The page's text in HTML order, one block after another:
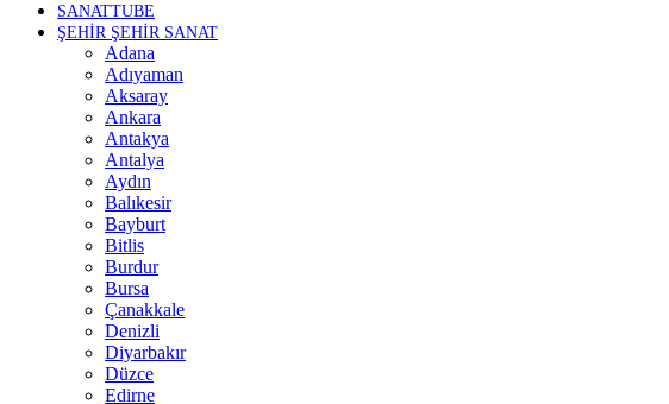
SANATTUBE
ŞEHİR ŞEHİR SANAT
Adana
Adıyaman
Aksaray
Ankara
Antakya
Antalya
Aydın
Balıkesir
Bayburt
Bitlis
Burdur
Bursa
Çanakkale
Denizli
Diyarbakır
Düzce
Edirne